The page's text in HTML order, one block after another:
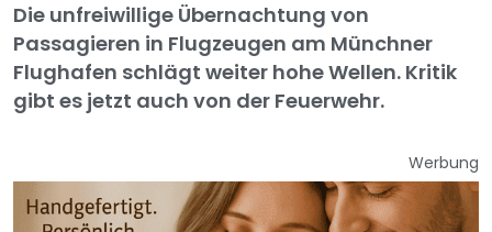
Die unfreiwillige Übernachtung von
Passagieren in Flugzeugen am Münchner
Flughafen schlägt weiter hohe Wellen. Kritik
gibt es jetzt auch von der Feuerwehr.
Werbung